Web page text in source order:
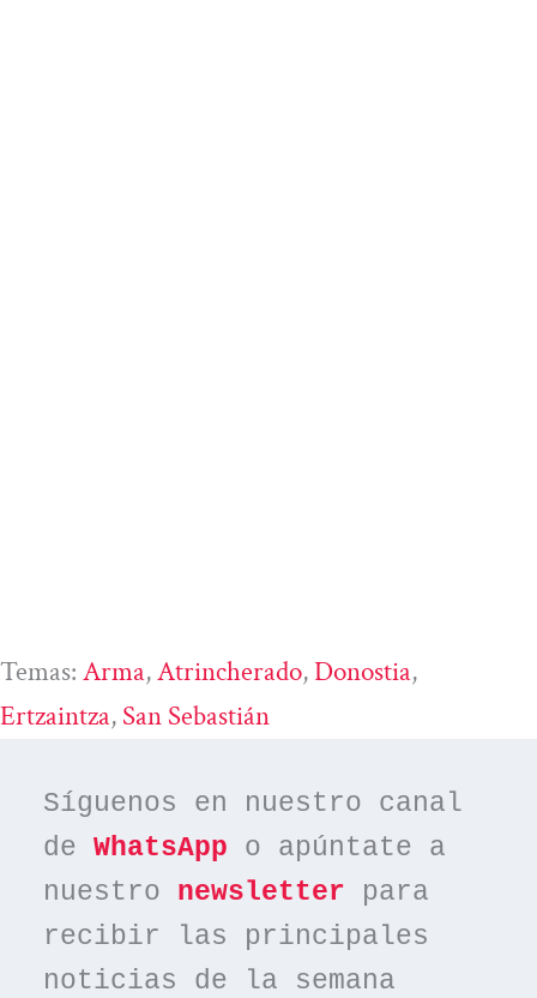
Temas: Arma, Atrincherado, Donostia
Ertzaintza, San Sebastián
Síguenos en nuestro canal
de WhatsApp o apúntate a
nuestro newsletter para
recibir las principales
noticias de la semana